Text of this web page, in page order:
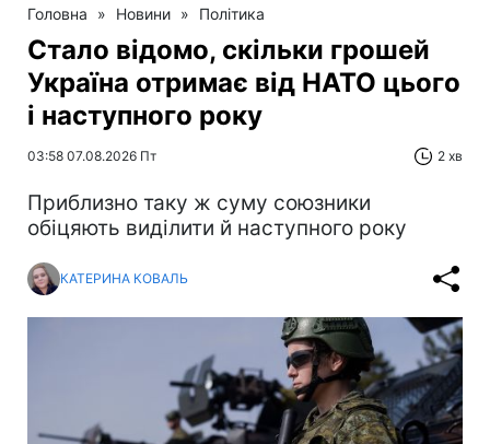
Головна » Новини » Політика
Стало відомо, скільки грошей
Україна отримає від НАТО цього
і наступного року
03:58 07.08.2026 Пт 2 хв
Приблизно таку ж суму союзники
обіцяють виділити й наступного року
КАТЕРИНА КОВАЛЬ